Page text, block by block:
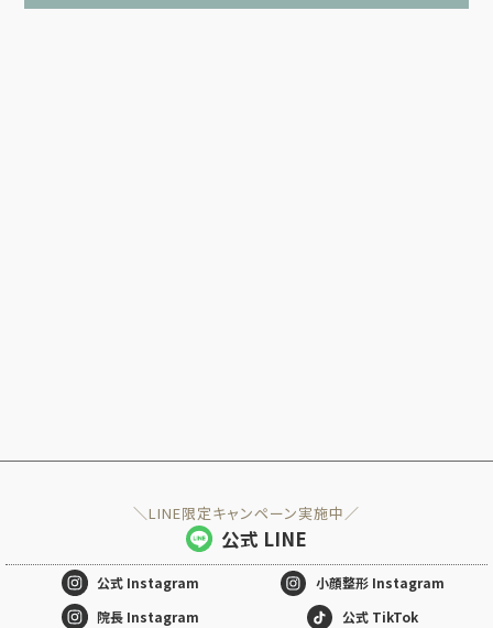
＼LINE限定キャンペーン実施中／
公式 LINE
公式 Instagram 小顔整形 Instagram
院長 Instagram
公式 TikTok